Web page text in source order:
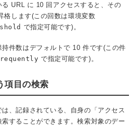
URL に 10 回アクセスすると、その
格します(この回数は環境変数
で指定可能です)。
件数はデフォルトで 10 件です(この件
で指定可能です)。
項目の検索
、記録されている、自身の「アクセス
することができます。検索対象のデー